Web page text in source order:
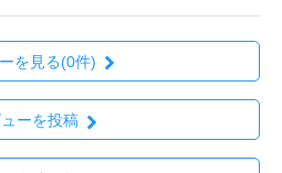
を見る(0件)
ーを投稿